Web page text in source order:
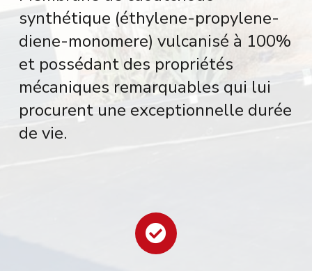
synthétique (éthylene-propylene-
diene-monomere) vulcanisé à 100%
et possédant des propriétés
mécaniques remarquables qui lui
procurent une exceptionnelle durée
de vie.
